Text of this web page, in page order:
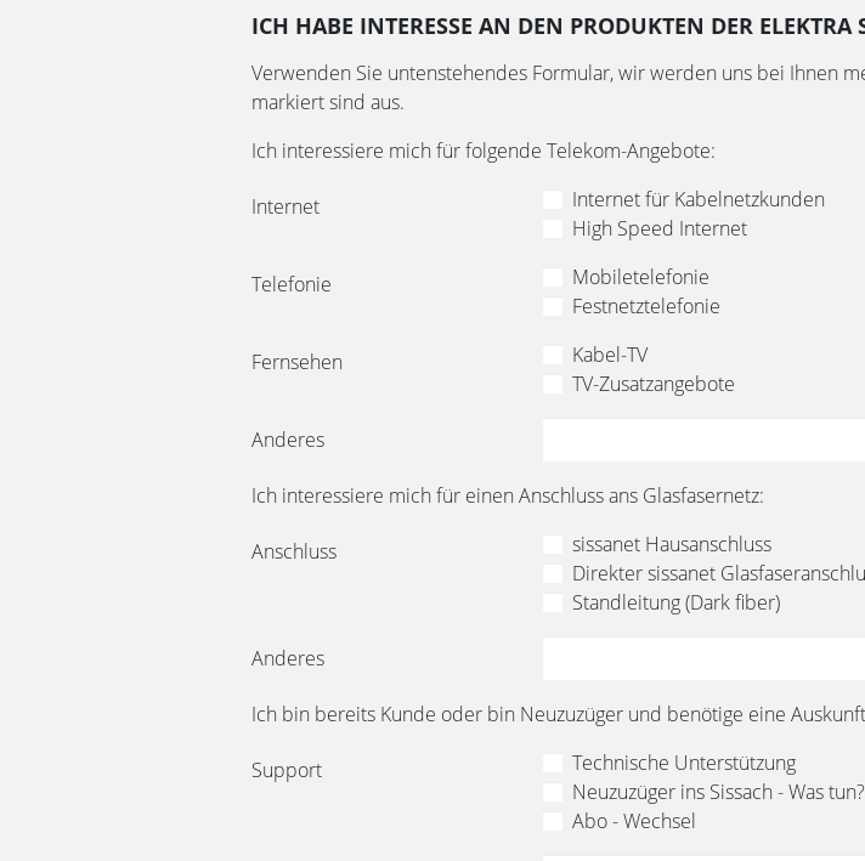
ICH HABE INTERESSE AN DEN PRODUKTEN DER
Verwenden Sie untenstehendes Formular, wir werden uns bei Ihnen
markiert sind aus.
Ich interessiere mich für folgende Telekom-Angebote:
Internet
Internet für Kabelnetzkunden
High Speed Internet
Telefonie
Mobiletelefonie
Festnetztelefonie
Fernsehen
Kabel-TV
TV-Zusatzangebote
Anderes
Ich interessiere mich für einen Anschluss ans Glasfasernetz:
Anschluss
sissanet Hausanschluss
Direkter sissanet
Standleitung (Dark fiber)
Anderes
Ich bin bereits Kunde oder bin Neuzuzüger und benötige eine
Support
Technische Unterstützung
Neuzuzüger ins Sissach - Was tun?
Abo - Wechsel